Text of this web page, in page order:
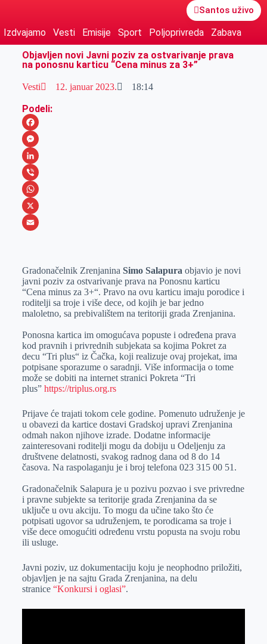
Santos uživo
Izdvajamo Vesti Emisije Sport Poljoprivreda
Zabava
Objavljen novi Javni poziv za ostvarivanje prava
na ponosnu karticu “Cena minus za 3+”
Vesti 12. januar 2023. 18:14
Podeli:
F
a
c
e
b
o
M
e
s
s
e
e
r
L
i
n
k
I
n
V
i
b
W
h
s
A
p
X
a
i
l
Gradonačelnik Zrenjanina Simo Salapura objavio je novi
javni poziv za ostvarivanje prava na Ponosnu karticu
“Cena minus za 3+“. Pravo na ovu karticu imaju porodice i
roditelji sa troje i više dece, od kojih je bar jedno
maloletno, sa prebivalištem na teritoriji grada Zrenjanina.
Ponosna kartica im omogućava popuste i određena prava
kod pravnih i privrednih subjekata sa kojima Pokret za
decu “Tri plus“ iz Čačka, koji realizuje ovaj projekat, ima
potpisane sporazume o saradnji. Više informacija o tome
može se dobiti na internet stranici Pokreta “Tri
plus” https://triplus.org.rs
Prijave će trajati tokom cele godine. Pomenuto udruženje je
u obavezi da kartice dostavi Gradskoj upravi Zrenjanina
odmah nakon njihove izrade. Dodatne informacije
zainteresovani roditelji mogu da dobiju u Odeljenju za
društvene delatnosti, svakog radnog dana od 8 do 14
časova. Na raspolaganju je i broj telefona 023 315 00 51.
Gradonačelnik Salapura je u pozivu pozvao i sve privredne
i pravne subjekte sa teritorije grada Zrenjanina da se
uključe u ovu akciju. To mogu da učine tako što će
potpisati ugovor sa udruženjem, te porodicama sa troje i
više dece omogućiti određenu vrstu popusta na svoju robu
ili usluge.
Javni poziv, uz dokumentaciju koju je neophodno priložiti,
objavljen je na sajtu Grada Zrenjanina, na delu
stranice “Konkursi i oglasi”.